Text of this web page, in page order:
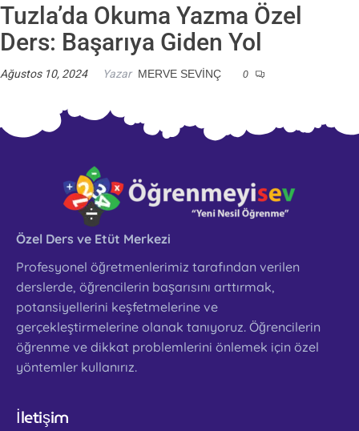
Tuzla’da Okuma Yazma Özel
Ders: Başarıya Giden Yol
Ağustos 10, 2024 Yazar MERVE SEVINÇ 0
Özel Ders ve Etüt Merkezi
Profesyonel öğretmenlerimiz tarafından verilen
derslerde, öğrencilerin başarısını arttırmak,
potansiyellerini keşfetmelerine ve
gerçekleştirmelerine olanak tanıyoruz. Öğrencilerin
öğrenme ve dikkat problemlerini önlemek için özel
yöntemler kullanırız.
İletişim